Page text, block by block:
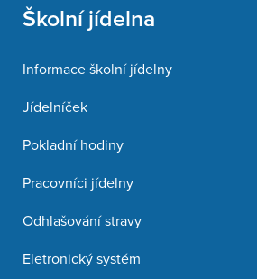
Školní jídelna
Informace školní jídelny
Jídelníček
Pokladní hodiny
Pracovníci jídelny
Odhlašování stravy
Eletronický systém